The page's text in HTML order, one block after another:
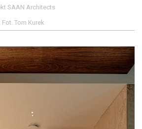
SAAN Architects
Tom Kurek